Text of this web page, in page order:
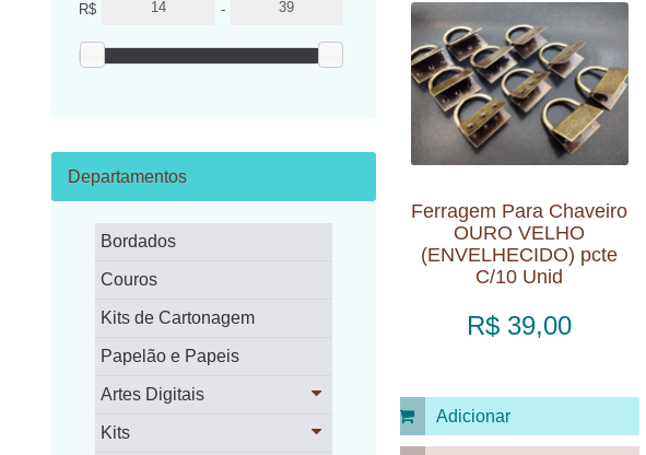
R$ -
Departamentos
Bordados
Couros
Kits de Cartonagem
Papelão e Papeis
Artes Digitais
Kits
Ferragem Para Chaveiro
OURO VELHO
(ENVELHECIDO) pcte
C/10 Unid
R$ 39,00
Adicionar